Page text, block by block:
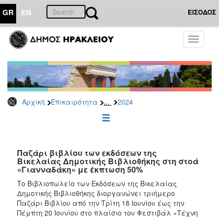
GR EN ΕΙΣΟΔΟΣ
Toggle
Αρχική Επικαιρότητα ... 2024
ΕΠΙΚΑΙΡΟΤΗΤΑ
Τύπου
Αρχείο
2026
2025
2022
2021
2020
2019
2018
Παζάρι βιβλίου των εκδόσεων της
Βικελαίας Δημοτικής Βιβλιοθήκης στη στοά
«Γιανναδάκη» με έκπτωση 50%
Το Βιβλιοπωλείο των Εκδόσεων της Βικελαίας
Δημοτικής Βιβλιοθήκης διοργανώνει τριήμερο
Παζάρι Βιβλίου από την Τρίτη 18 Ιουνίου έως την
Πέμπτη 20 Ιουνίου στο πλαίσιο του Φεστιβάλ «Τέχνη